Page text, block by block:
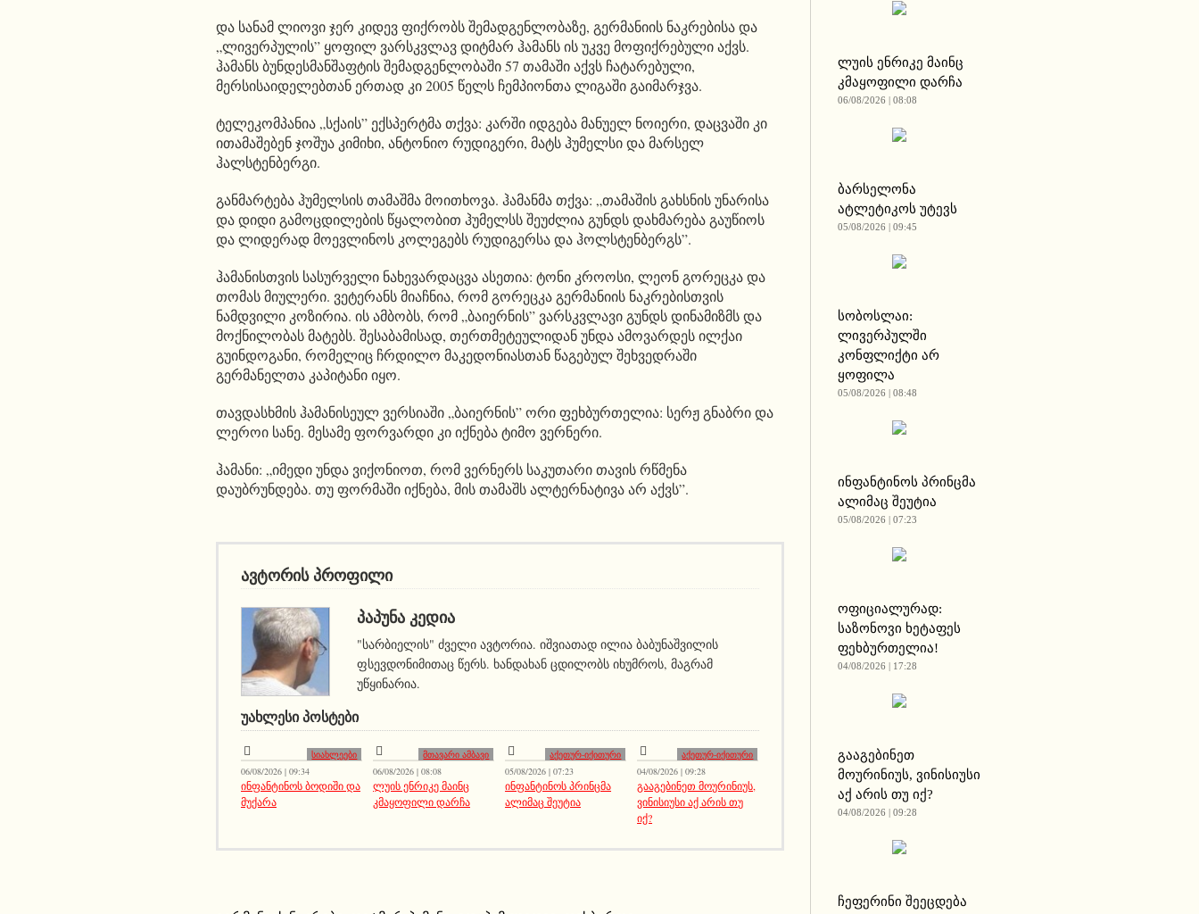
და სანამ ლიოვი ჯერ კიდევ ფიქრობს შემადგენლობაზე, გერმანიის ნაკრებისა და
„ლივერპულის” ყოფილ ვარსკვლავ დიტმარ ჰამანს ის უკვე მოფიქრებული აქვს.
ჰამანს ბუნდესმანშაფტის შემადგენლობაში 57 თამაში აქვს ჩატარებული,
მერსისაიდელებთან ერთად კი 2005 წელს ჩემპიონთა ლიგაში გაიმარჯვა.
ტელეკომპანია „სქაის” ექსპერტმა თქვა: კარში იდგება მანუელ ნოიერი, დაცვაში კი
ითამაშებენ ჯოშუა კიმიხი, ანტონიო რუდიგერი, მატს ჰუმელსი და მარსელ
ჰალსტენბერგი.
განმარტება ჰუმელსის თამაშმა მოითხოვა. ჰამანმა თქვა: „თამაშის გახსნის უნარისა
და დიდი გამოცდილების წყალობით ჰუმელსს შეუძლია გუნდს დახმარება გაუწიოს
და ლიდერად მოევლინოს კოლეგებს რუდიგერსა და ჰოლსტენბერგს”.
ჰამანისთვის სასურველი ნახევარდაცვა ასეთია: ტონი კროოსი, ლეონ გორეცკა და
თომას მიულერი. ვეტერანს მიაჩნია, რომ გორეცკა გერმანიის ნაკრებისთვის
ნამდვილი კოზირია. ის ამბობს, რომ „ბაიერნის” ვარსკვლავი გუნდს დინამიზმს და
მოქნილობას მატებს. შესაბამისად, თერთმეტეულიდან უნდა ამოვარდეს ილქაი
გუინდოგანი, რომელიც ჩრდილო მაკედონიასთან წაგებულ შეხვედრაში
გერმანელთა კაპიტანი იყო.
თავდასხმის ჰამანისეულ ვერსიაში „ბაიერნის” ორი ფეხბურთელია: სერჟ გნაბრი და
ლეროი სანე. მესამე ფორვარდი კი იქნება ტიმო ვერნერი.
ჰამანი: „იმედი უნდა ვიქონიოთ, რომ ვერნერს საკუთარი თავის რწმენა
დაუბრუნდება. თუ ფორმაში იქნება, მის თამაშს ალტერნატივა არ აქვს”.
ავტორის პროფილი
ᲞᲐᲞᲣᲜᲐ ᲙᲔᲓᲘᲐ
"სარბიელის" ძველი ავტორია. იშვიათად ილია ბაბუნაშვილის
ფსევდონიმითაც წერს. ხანდახან ცდილობს იხუმროს, მაგრამ
უწყინარია.
ᲣᲐᲮᲚᲔᲡᲘ ᲞᲝᲡᲢᲔᲑᲘ
სიახლეები
06/08/2026 | 09:34
ინფანტინოს ბოდიში და
მუქარა
მთავარი ამბავი
06/08/2026 | 08:08
ლუის ენრიკე მაინც
კმაყოფილი დარჩა
აქეთურ-იქითური
05/08/2026 | 07:23
ინფანტინოს პრინცმა
ალიმაც შეუტია
აქეთურ-იქითური
04/08/2026 | 09:28
გააგებინეთ მოურინიუს,
ვინისიუსი აქ არის თუ
იქ?
ლუის ენრიკე მაინც
კმაყოფილი დარჩა
06/08/2026 | 08:08
ბარსელონა
ატლეტიკოს უტევს
05/08/2026 | 09:45
სობოსლაი:
ლივერპულში
კონფლიქტი არ
ყოფილა
05/08/2026 | 08:48
ინფანტინოს პრინცმა
ალიმაც შეუტია
05/08/2026 | 07:23
ოფიციალურად:
საზონოვი ხეტაფეს
ფეხბურთელია!
04/08/2026 | 17:28
გააგებინეთ
მოურინიუს, ვინისიუსი
აქ არის თუ იქ?
04/08/2026 | 09:28
ჩეფერინი შეეცდება